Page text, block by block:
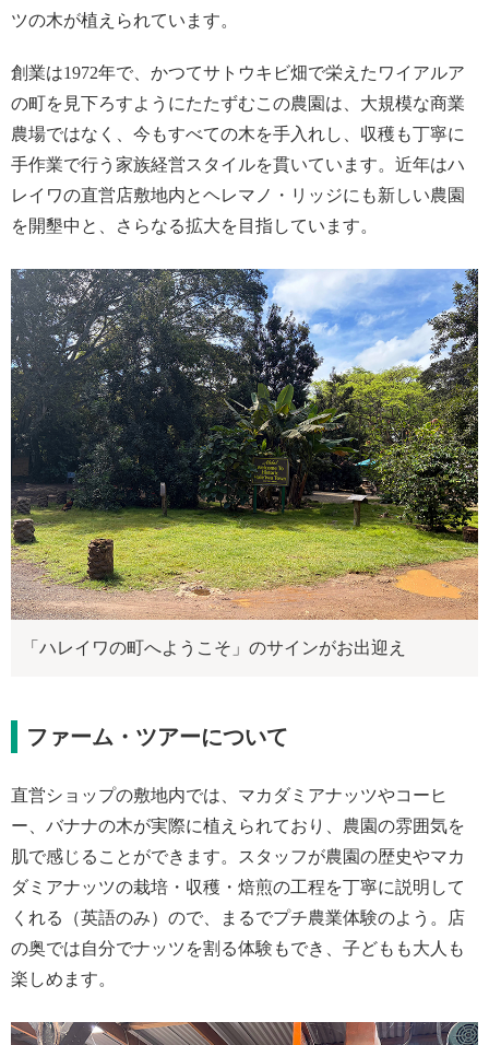
ツの木が植えられています。
創業は1972年で、かつてサトウキビ畑で栄えたワイアルア
の町を見下ろすようにたたずむこの農園は、大規模な商業
農場ではなく、今もすべての木を手入れし、収穫も丁寧に
手作業で行う家族経営スタイルを貫いています。近年はハ
レイワの直営店敷地内とヘレマノ・リッジにも新しい農園
を開墾中と、さらなる拡大を目指しています。
「ハレイワの町へようこそ」のサインがお出迎え
ファーム・ツアーについて
直営ショップの敷地内では、マカダミアナッツやコーヒ
ー、バナナの木が実際に植えられており、農園の雰囲気を
肌で感じることができます。スタッフが農園の歴史やマカ
ダミアナッツの栽培・収穫・焙煎の工程を丁寧に説明して
くれる（英語のみ）ので、まるでプチ農業体験のよう。店
の奥では自分でナッツを割る体験もでき、子どもも大人も
楽しめます。